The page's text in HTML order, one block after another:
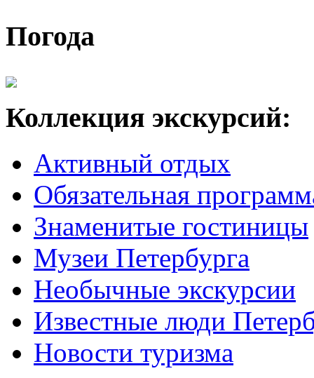
Погода
Коллекция экскурсий:
Активный отдых
Обязательная
Знаменитые гостиницы
Музеи Петербурга
Необычные экскурсии
Известные люди
Новости туризма